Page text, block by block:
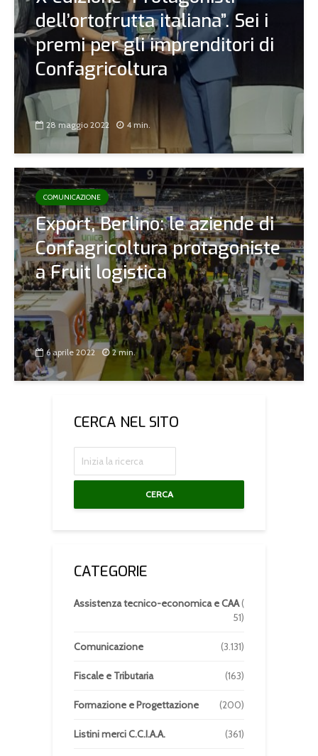
dell’ortofrutta italiana”. Sei i
premi per gli imprenditori di
Confagricoltura
28 maggio 2022 4 min.
COMUNICAZIONE
Export, Berlino: le aziende di
Confagricoltura protagoniste
a Fruit logistica
6 aprile 2022 2 min.
CERCA NEL SITO
CERCA
CATEGORIE
Assistenza tecnico-economica e CAA(
51)
Comunicazione (3.131)
Fiscale e Tributaria (163)
Formazione e Progettazione (200)
Listini merci C.C.I.A.A. (361)